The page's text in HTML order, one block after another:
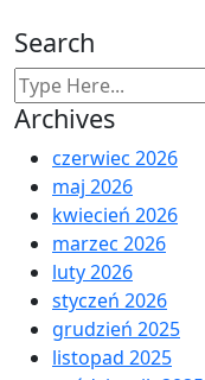
Search
Archives
czerwiec 2026
maj 2026
kwiecień 2026
marzec 2026
luty 2026
styczeń 2026
grudzień 2025
listopad 2025